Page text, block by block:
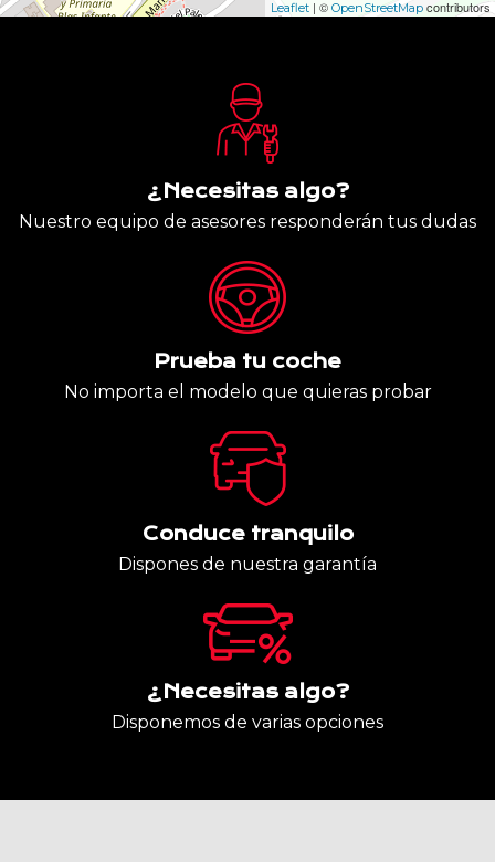
Leaflet | © OpenStreetMap contributors
¿Necesitas algo?
Nuestro equipo de asesores responderán tus dudas
Prueba tu coche
No importa el modelo que quieras probar
Conduce tranquilo
Dispones de nuestra garantía
¿Necesitas algo?
Disponemos de varias opciones